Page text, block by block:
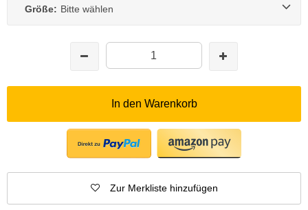
Größe: Bitte wählen
In den Warenkorb
Zur Merkliste hinzufügen